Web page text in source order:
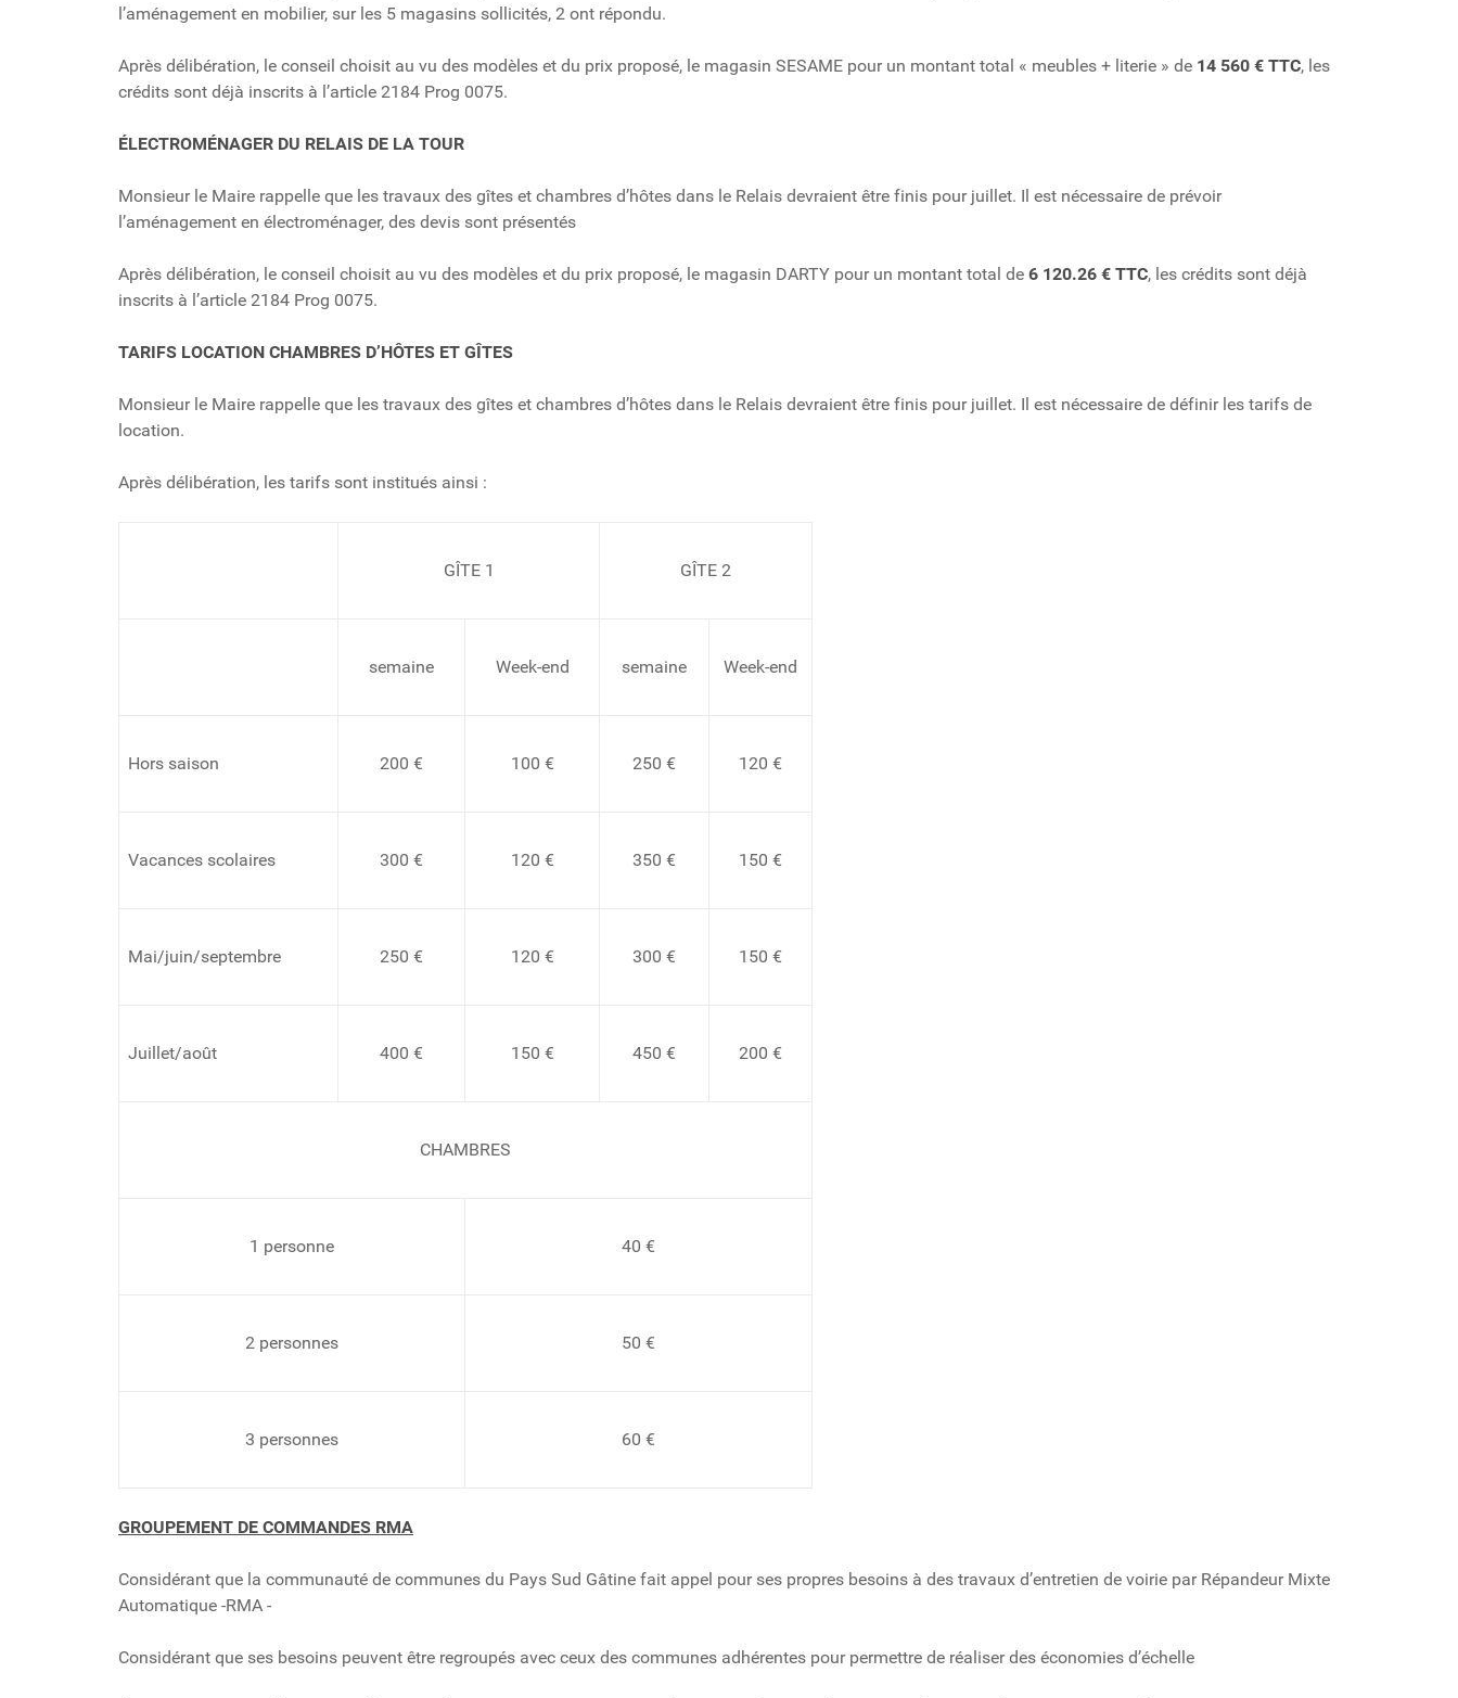
l’aménagement en mobilier, sur les 5 magasins sollicités, 2 ont répondu.
Après délibération, le conseil choisit au vu des modèles et du prix proposé, le magasin SESAME pour un montant total « meubles + literie » de 14 560 € TTC, les
crédits sont déjà inscrits à l’article 2184 Prog 0075.
ÉLECTROMÉNAGER DU RELAIS DE LA TOUR
Monsieur le Maire rappelle que les travaux des gîtes et chambres d’hôtes dans le Relais devraient être finis pour juillet. Il est nécessaire de prévoir
l’aménagement en électroménager, des devis sont présentés
Après délibération, le conseil choisit au vu des modèles et du prix proposé, le magasin DARTY pour un montant total de 6 120.26 € TTC, les crédits sont déjà
inscrits à l’article 2184 Prog 0075.
TARIFS LOCATION CHAMBRES D’HÔTES ET GÎTES
Monsieur le Maire rappelle que les travaux des gîtes et chambres d’hôtes dans le Relais devraient être finis pour juillet. Il est nécessaire de définir les tarifs de
location.
Après délibération, les tarifs sont institués ainsi :
GÎTE 1 GÎTE 2
semaine Week-end semaine Week-end
Hors saison 200 € 100 € 250 € 120 €
Vacances scolaires 300 € 120 € 350 € 150 €
Mai/juin/septembre 250 € 120 € 300 € 150 €
Juillet/août 400 € 150 € 450 € 200 €
CHAMBRES
1 personne 40 €
2 personnes 50 €
3 personnes 60 €
GROUPEMENT DE COMMANDES RMA
Considérant que la communauté de communes du Pays Sud Gâtine fait appel pour ses propres besoins à des travaux d’entretien de voirie par Répandeur Mixte
Automatique -RMA -
Considérant que ses besoins peuvent être regroupés avec ceux des communes adhérentes pour permettre de réaliser des économies d’échelle